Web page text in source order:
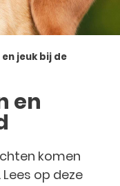
jeuk bij de
en
komen
op deze